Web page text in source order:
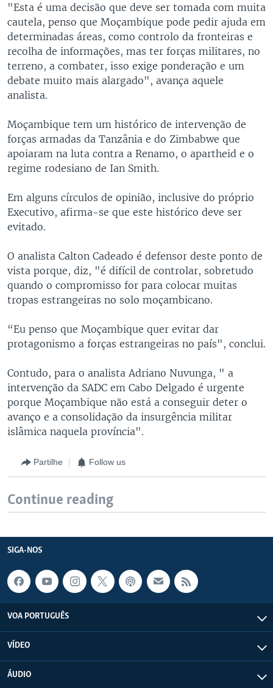
"Esta é uma decisão que deve ser tomada com muita
cautela, penso que Moçambique pode pedir ajuda em
determinadas áreas, como controlo da fronteiras e
recolha de informações, mas ter forças militares, no
terreno, a combater, isso exige ponderação e um
debate muito mais alargado", avança aquele
analista.
Moçambique tem um histórico de intervenção de
forças armadas da Tanzânia e do Zimbabwe que
apoiaram na luta contra a Renamo, o apartheid e o
regime rodesiano de Ian Smith.
Em alguns círculos de opinião, inclusive do próprio
Executivo, afirma-se que este histórico deve ser
evitado.
O analista Calton Cadeado é defensor deste ponto de
vista porque, diz, "é difícil de controlar, sobretudo
quando o compromisso for para colocar muitas
tropas estrangeiras no solo moçambicano.
“Eu penso que Moçambique quer evitar dar
protagonismo a forças estrangeiras no país", conclui.
Contudo, para o analista Adriano Nuvunga, " a
intervenção da SADC em Cabo Delgado é urgente
porque Moçambique não está a conseguir deter o
avanço e a consolidação da insurgência militar
islâmica naquela província".
Partilhe Follow us
Continue reading
SIGA-NOS
VOA PORTUGUÊS
VÍDEO
ÁUDIO